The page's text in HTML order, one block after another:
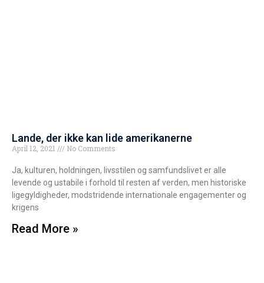
Lande, der ikke kan lide amerikanerne
April 12, 2021 No Comments
Ja, kulturen, holdningen, livsstilen og samfundslivet er alle
levende og ustabile i forhold til resten af verden, men historiske
ligegyldigheder, modstridende internationale engagementer og
krigens
Read More »